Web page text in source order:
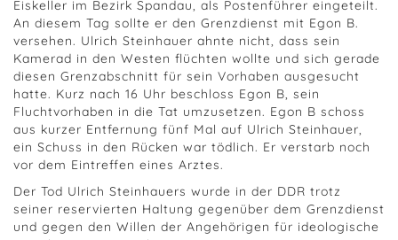
Eiskeller im Bezirk Spandau, als Postenführer eingeteilt.
An diesem Tag sollte er den Grenzdienst mit Egon B.
versehen. Ulrich Steinhauer ahnte nicht, dass sein
Kamerad in den Westen flüchten wollte und sich gerade
diesen Grenzabschnitt für sein Vorhaben ausgesucht
hatte. Kurz nach 16 Uhr beschloss Egon B, sein
Fluchtvorhaben in die Tat umzusetzen. Egon B schoss
aus kurzer Entfernung fünf Mal auf Ulrich Steinhauer,
ein Schuss in den Rücken war tödlich. Er verstarb noch
vor dem Eintreffen eines Arztes.
Der Tod Ulrich Steinhauers wurde in der DDR trotz
seiner reservierten Haltung gegenüber dem Grenzdienst
und gegen den Willen der Angehörigen für ideologische